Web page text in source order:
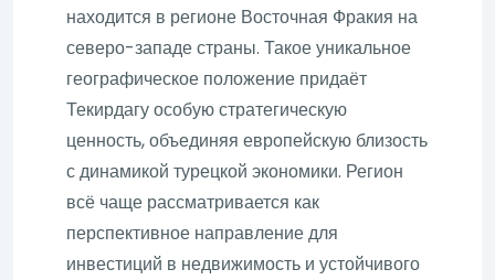
находится в регионе Восточная Фракия на
северо-западе страны. Такое уникальное
географическое положение придаёт
Текирдагу особую стратегическую
ценность, объединяя европейскую близость
с динамикой турецкой экономики. Регион
всё чаще рассматривается как
перспективное направление для
инвестиций в недвижимость и устойчивого